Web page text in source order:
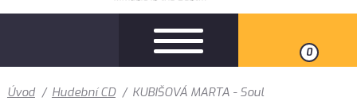
0
Úvod / Hudební CD / KUBIŠOVÁ MARTA - Soul